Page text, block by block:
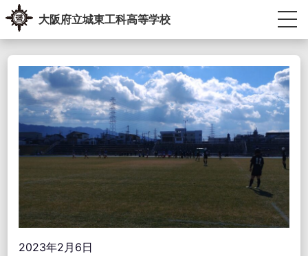
Skip
to
content
大阪府立城東工科高等学校
学校紹介
教育内容
学校生活
進路指導
学校運営協議会・学校教育自己診断・学校経営計画
アクセス情報
お問い合わせ
2023年2月6日